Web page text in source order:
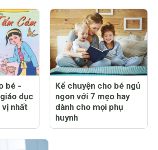
bé -
dục
nhất
Kể chuyện cho bé ngủ
ngon với 7 mẹo hay
dành cho mọi phụ
huynh